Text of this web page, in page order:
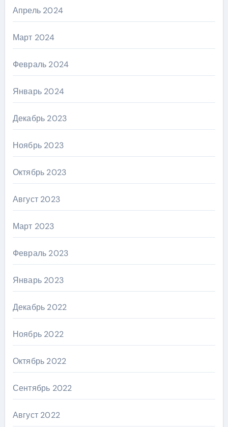
Апрель 2024
Март 2024
Февраль 2024
Январь 2024
Декабрь 2023
Ноябрь 2023
Октябрь 2023
Август 2023
Март 2023
Февраль 2023
Январь 2023
Декабрь 2022
Ноябрь 2022
Октябрь 2022
Сентябрь 2022
Август 2022